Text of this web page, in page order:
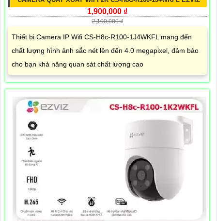
1,900,000 ₫
2,100,000 ₫
Thiết bị Camera IP Wifi CS-H8c-R100-1J4WKFL mang đến
chất lượng hình ảnh sắc nét lên đến 4.0 megapixel, đảm bảo
cho bạn khả năng quan sát chất lượng cao